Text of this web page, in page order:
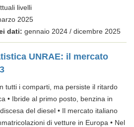
livelli
2025
dati: gennaio 2024 / dicembre 2025
UNRAE: il mercato
tutti i comparti, ma persiste il ritardo
• Ibride al primo posto, benzina in
del diesel • Il mercato italiano
di vetture in Europa • Nel